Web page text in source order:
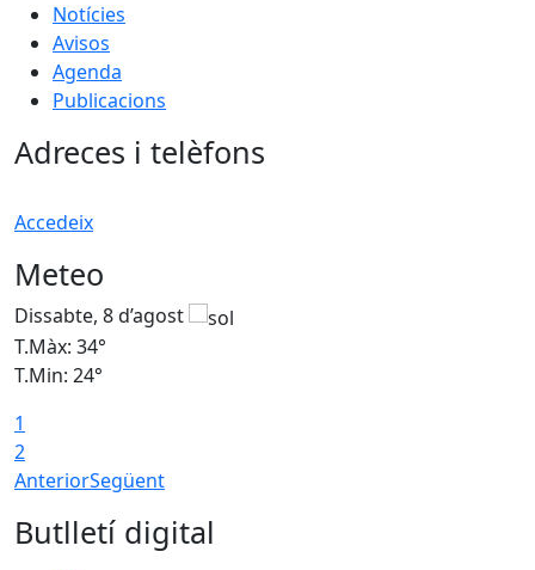
Notícies
Avisos
Agenda
Publicacions
Adreces i telèfons
Accedeix
Meteo
Dissabte, 8 d’agost
T.Màx: 34°
T.Min: 24°
1
2
AnteriorSegüent
Butlletí digital